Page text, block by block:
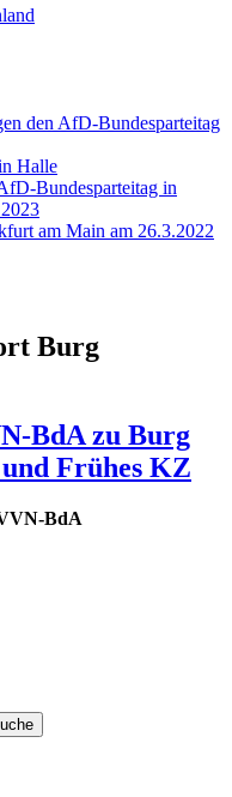
den AfD-Bundesparteitag
Halle
Bundesparteitag in
am Main am 26.3.2022
Burg
BdA zu Burg
Frühes KZ
BdA